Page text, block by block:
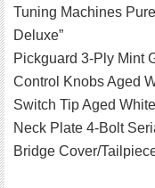
Tuning Machines
Deluxe”
Pickguard 3-Ply Mint
Control Knobs Aged
Switch Tip Aged White
Neck Plate 4-Bolt
Bridge Cover/